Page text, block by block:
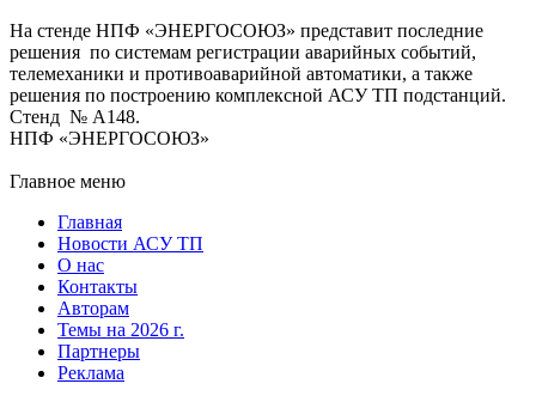
На стенде НПФ «ЭНЕРГОСОЮЗ» представит последние
решения по системам регистрации аварийных событий,
телемеханики и противоаварийной автоматики, а также
решения по построению комплексной АСУ ТП подстанций.
Стенд № А148.
НПФ «ЭНЕРГОСОЮЗ»
Главное меню
Главная
Новости АСУ ТП
О нас
Контакты
Авторам
Темы на 2026 г.
Партнеры
Реклама